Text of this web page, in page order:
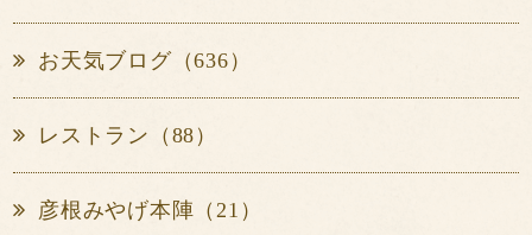
お天気ブログ（636）
レストラン（88）
彦根みやげ本陣（21）